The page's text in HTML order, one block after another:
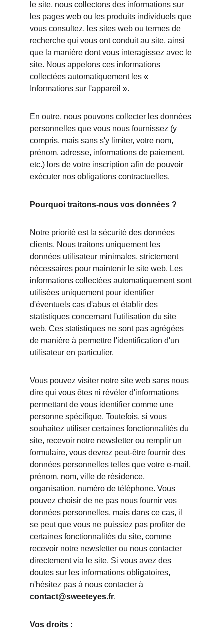
le site, nous collectons des informations sur
les pages web ou les produits individuels que
vous consultez, les sites web ou termes de
recherche qui vous ont conduit au site, ainsi
que la manière dont vous interagissez avec le
site. Nous appelons ces informations
collectées automatiquement les «
Informations sur l'appareil ».
En outre, nous pouvons collecter les données
personnelles que vous nous fournissez (y
compris, mais sans s'y limiter, votre nom,
prénom, adresse, informations de paiement,
etc.) lors de votre inscription afin de pouvoir
exécuter nos obligations contractuelles.
Pourquoi traitons-nous vos données ?
Notre priorité est la sécurité des données
clients. Nous traitons uniquement les
données utilisateur minimales, strictement
nécessaires pour maintenir le site web. Les
informations collectées automatiquement sont
utilisées uniquement pour identifier
d'éventuels cas d'abus et établir des
statistiques concernant l'utilisation du site
web. Ces statistiques ne sont pas agrégées
de manière à permettre l'identification d'un
utilisateur en particulier.
Vous pouvez visiter notre site web sans nous
dire qui vous êtes ni révéler d'informations
permettant de vous identifier comme une
personne spécifique. Toutefois, si vous
souhaitez utiliser certaines fonctionnalités du
site, recevoir notre newsletter ou remplir un
formulaire, vous devrez peut-être fournir des
données personnelles telles que votre e-mail,
prénom, nom, ville de résidence,
organisation, numéro de téléphone. Vous
pouvez choisir de ne pas nous fournir vos
données personnelles, mais dans ce cas, il
se peut que vous ne puissiez pas profiter de
certaines fonctionnalités du site, comme
recevoir notre newsletter ou nous contacter
directement via le site. Si vous avez des
doutes sur les informations obligatoires,
n'hésitez pas à nous contacter à
contact@sweeteyes.fr.
Vos droits :